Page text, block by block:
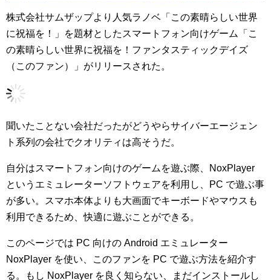
株式会社サムザップより人気ラノベ「この素晴らしい世界
に祝福を！」を題材としたスマートフォン向けゲーム「こ
の素晴らしい世界に祝福を！ファンタスティックデイズ
（このファン）」がリリースされた。
聞いたことない会社だったがどうやらサイバーエージェン
ト系列の会社でクオリティは高そうだ。
自分はスマートフォン向けのゲームを遊ぶ際、NoxPlayer
というエミュレーターソフトウェアを利用し、PC で遊ぶ事
が多い。スマホ本体よりも大画面でキーボードやマウスも
利用できるため、快適に遊ぶことができる。
このページでは PC 向けの Android エミュレーター
NoxPlayer を使い、このファンを PC で遊ぶ方法を紹介す
る。もし NoxPlayer を良く知らない、まだインストールし